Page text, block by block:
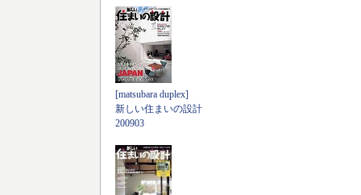
[matsubara duplex]
新しい住まいの設計
200903